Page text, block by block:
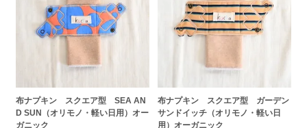
布ナプキン スクエア型 SEA AN
D SUN（オリモノ・軽い日用）オー
ガニック
布ナプキン スクエア型 ガーデン
サンドイッチ（オリモノ・軽い日
用）オーガニック